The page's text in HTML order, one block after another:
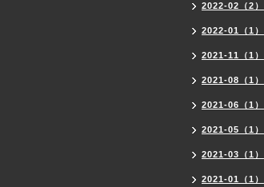
2022-02（2）
2022-01（1）
2021-11（1）
2021-08（1）
2021-06（1）
2021-05（1）
2021-03（1）
2021-01（1）